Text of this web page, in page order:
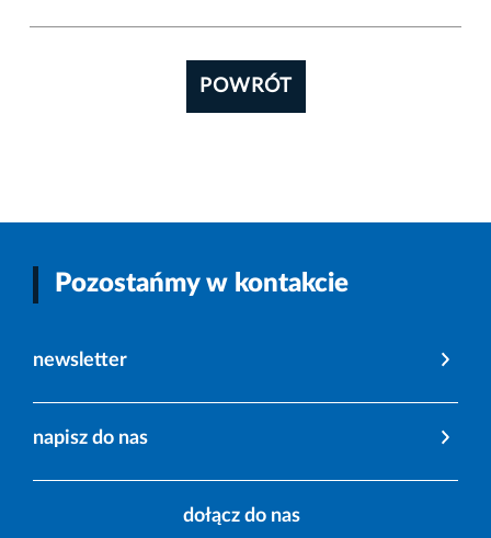
POWRÓT
Pozostańmy w kontakcie
newsletter
napisz do nas
dołącz do nas